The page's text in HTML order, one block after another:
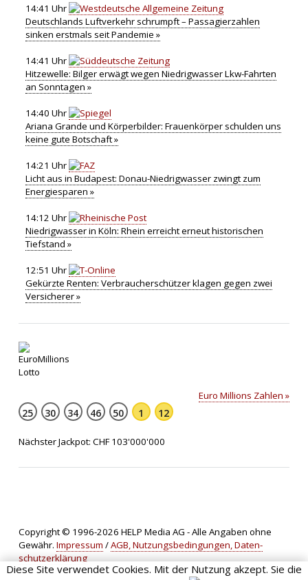
14:41 Uhr
Deutschlands Luftverkehr schrumpft – Passagierzahlen
sinken erstmals seit Pandemie »
14:41 Uhr
Hitzewelle: Bilger erwägt wegen Niedrigwasser Lkw-Fahrten
an Sonntagen »
14:40 Uhr
Ariana Grande und Körperbilder: Frauenkörper schulden uns
keine gute Botschaft »
14:21 Uhr
Licht aus in Budapest: Donau-Niedrigwasser zwingt zum
Energiesparen »
14:12 Uhr
Niedrigwasser in Köln: Rhein erreicht erneut historischen
Tiefstand »
12:51 Uhr
Gekürzte Renten: Verbraucherschützer klagen gegen zwei
Versicherer »
Euro Millions Zahlen »
25 30 34 46 50 1 12
Nächster Jackpot: CHF 103'000'000
Copyright © 1996-2026 HELP Media AG - Alle Angaben ohne
Gewähr. Impressum /AGB, Nut­zungs­bedin­gungen, Daten­
schutz­er­klärung
Diese Site verwendet Cookies. Mit der Nutzung akzept. Sie die